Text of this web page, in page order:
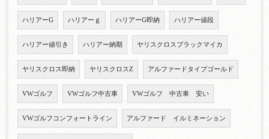
ハリアーG ハリアーｇ ハリアーG即納 ハリアー値段
ハリアー値引き ハリアー納期 ヤリスクロスブラックマイカ
ヤリスクロス即納 ヤリスクロスZ アルファードタイプゴールド
VWゴルフ VWゴルフ中古車 VWゴルフ 中古車 安い
VWゴルフコンフォートライン アルファード イルミネーション